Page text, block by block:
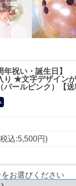
年祝い・誕生日】
★文字デザイン
ールピンク）【送
込:5,500円)
お選びください